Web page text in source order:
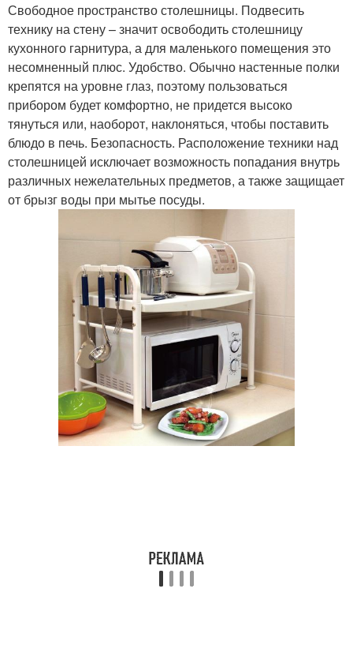
Свободное пространство столешницы. Подвесить
технику на стену – значит освободить столешницу
кухонного гарнитура, а для маленького помещения это
несомненный плюс. Удобство. Обычно настенные полки
крепятся на уровне глаз, поэтому пользоваться
прибором будет комфортно, не придется высоко
тянуться или, наоборот, наклоняться, чтобы поставить
блюдо в печь. Безопасность. Расположение техники над
столешницей исключает возможность попадания внутрь
различных нежелательных предметов, а также защищает
от брызг воды при мытье посуды.